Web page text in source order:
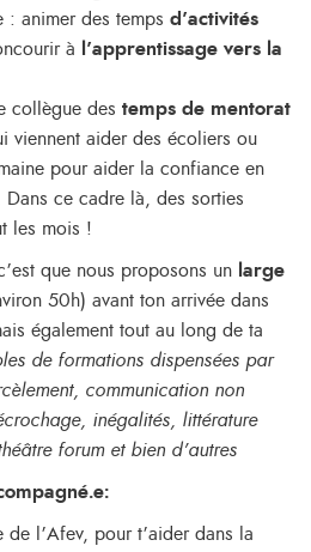
: animer des temps d’activités
à
l’apprentissage vers la
collègue des temps de mentorat
viennent aider des écoliers ou
pour aider la confiance en
ce cadre là, des sorties
les mois !
que nous proposons un large
50h) avant ton arrivée dans
également tout au long de ta
de formations dispensées par
communication non
inégalités, littérature
forum et bien d’autres
l’Afev, pour t’aider dans la